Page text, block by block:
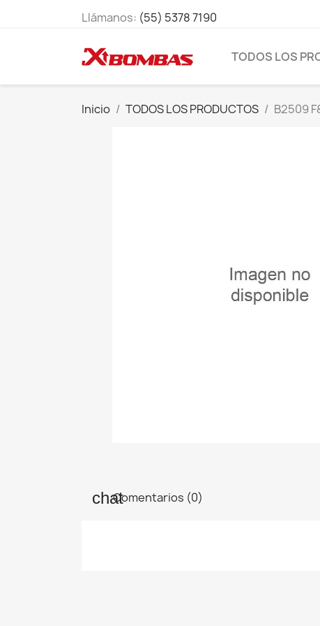
Llámanos: (55) 5378 7190
TODOS LOS
Inicio TODOS LOS PRODUCTOS B2509
Comentarios (0)